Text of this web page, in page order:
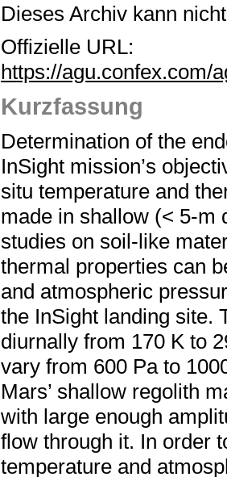
Dieses Archiv kann
Offizielle URL:
https://agu.confex.com/
Kurzfassung
Determination of the
InSight mission’s
situ temperature and
made in shallow (< 5-m
studies on soil-like
thermal properties can
and atmospheric
the InSight landing site.
diurnally from 170 K to
vary from 600 Pa to
Mars’ shallow regolith
with large enough
flow through it. In order
temperature and